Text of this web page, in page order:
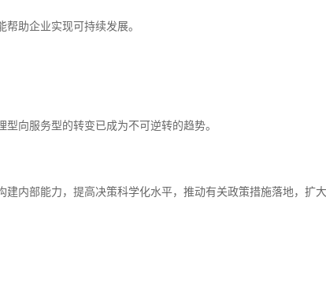
助企业实现可持续发展。
向服务型的转变已成为不可逆转的趋势。
内部能力，提高决策科学化水平，推动有关政策措施落地，扩